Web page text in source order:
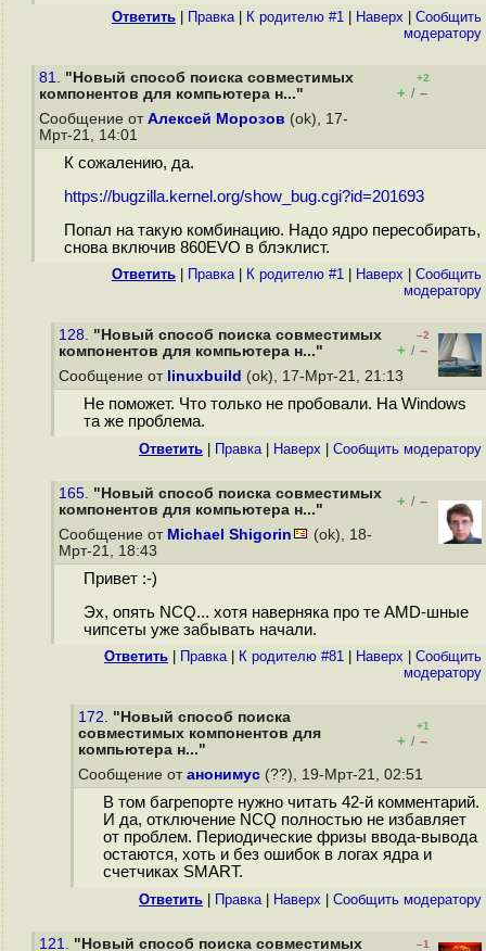
Ответить Правка| К родителю #1 Наверх
Cообщить
модератору
81. "Новый способ поиска совместимых
компонентов для компьютера н..."
+2
+ / –
Сообщение от Алексей Морозов (ok), 17-
Мрт-21, 14:01
К сожалению, да.
https://bugzilla.kernel.org/show_bug.cgi?id=201693
Попал на такую комбинацию. Надо ядро пересобирать,
снова включив 860EVO в блэклист.
Ответить Правка| К родителю #1 Наверх
Cообщить
модератору
128. "Новый способ поиска совместимых
компонентов для компьютера н..."
–2
+ / –
Сообщение от linuxbuild (ok), 17-Мрт-21, 21:13
Не поможет. Что только не пробовали. На Windows
та же проблема.
Ответить Правка| Наверх Cообщить модератору
165. "Новый способ поиска совместимых
компонентов для компьютера н..."
+ / –
Сообщение от Michael Shigorin
(ok), 18-
Мрт-21, 18:43
Привет :-)
Эх, опять NCQ... хотя наверняка про те AMD-шные
чипсеты уже забывать начали.
Ответить Правка| К родителю #81 Наверх
Cообщить
модератору
172. "Новый способ поиска
совместимых компонентов для
компьютера н..."
+1
+ / –
Сообщение от анонимус (??), 19-Мрт-21, 02:51
В том багрепорте нужно читать 42-й комментарий.
И да, отключение NCQ полностью не избавляет
от проблем. Периодические фризы ввода-вывода
остаются, хоть и без ошибок в логах ядра и
счетчиках SMART.
Ответить Правка| Наверх Cообщить модератору
121. "Новый способ поиска совместимых –1